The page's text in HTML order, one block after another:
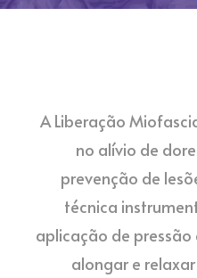
A Liberação
no alívio de
prevenção de
técnica
aplicação de
alongar e